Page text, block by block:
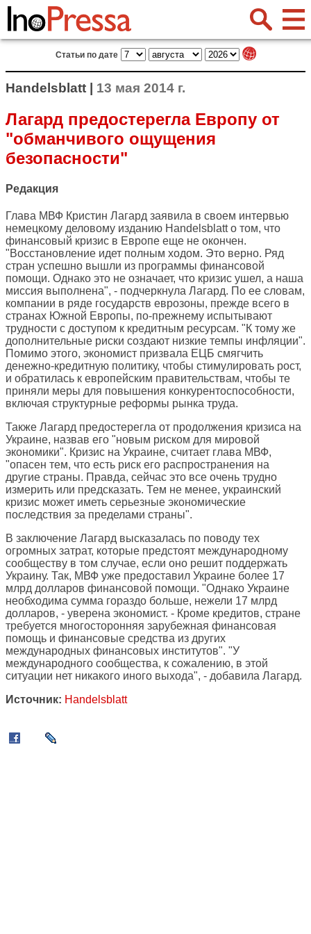
Статьи по дате
Handelsblatt | 13 мая 2014 г.
Лагард предостерегла Европу от
"обманчивого ощущения
безопасности"
Редакция
Глава МВФ Кристин Лагард заявила в своем интервью
немецкому деловому изданию Handelsblattо том, что
финансовый кризис в Европе еще не окончен.
"Восстановление идет полным ходом. Это верно. Ряд
стран успешно вышли из программы финансовой
помощи. Однако это не означает, что кризис ушел, а наша
миссия выполнена", - подчеркнула Лагард. По ее словам,
компании в ряде государств еврозоны, прежде всего в
странах Южной Европы, по-прежнему испытывают
трудности с доступом к кредитным ресурсам. "К тому же
дополнительные риски создают низкие темпы инфляции".
Помимо этого, экономист призвала ЕЦБ смягчить
денежно-кредитную политику, чтобы стимулировать рост,
и обратилась к европейским правительствам, чтобы те
приняли меры для повышения конкурентоспособности,
включая структурные реформы рынка труда.
Также Лагард предостерегла от продолжения кризиса на
Украине, назвав его "новым риском для мировой
экономики". Кризис на Украине, считает глава МВФ,
"опасен тем, что есть риск его распространения на
другие страны. Правда, сейчас это все очень трудно
измерить или предсказать. Тем не менее, украинский
кризис может иметь серьезные экономические
последствия за пределами страны".
В заключение Лагард высказалась по поводу тех
огромных затрат, которые предстоят международному
сообществу в том случае, если оно решит поддержать
Украину. Так, МВФ уже предоставил Украине более 17
млрд долларов финансовой помощи. "Однако Украине
необходима сумма гораздо больше, нежели 17 млрд
долларов, - уверена экономист. - Кроме кредитов, стране
требуется многосторонняя зарубежная финансовая
помощь и финансовые средства из других
международных финансовых институтов". "У
международного сообщества, к сожалению, в этой
ситуации нет никакого иного выхода", - добавила Лагард.
Источник: Handelsblatt